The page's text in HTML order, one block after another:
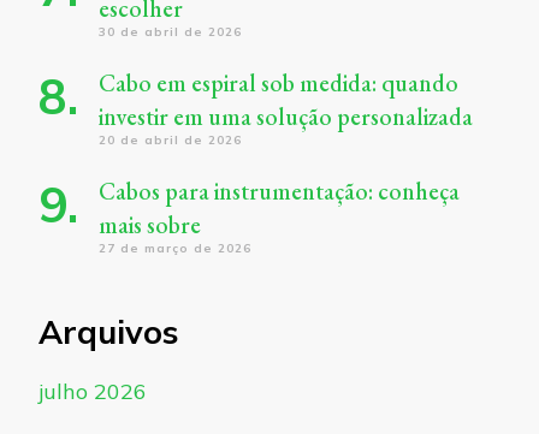
escolher
30 de abril de 2026
Cabo em espiral sob medida: quando
investir em uma solução personalizada
20 de abril de 2026
Cabos para instrumentação: conheça
mais sobre
27 de março de 2026
Arquivos
julho 2026